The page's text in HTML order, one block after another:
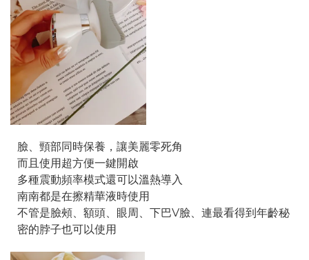
臉、頸部同時保養，讓美麗零死角
而且使用超方便一鍵開啟
多種震動頻率模式還可以溫熱導入
南南都是在擦精華液時使用
不管是臉頰、額頭、眼周、下巴V臉、連最看得到年齡秘
密的脖子也可以使用